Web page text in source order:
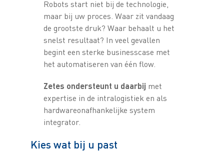
Robots start niet bij de technologie,
maar bij uw proces. Waar zit vandaag
de grootste druk? Waar behaalt u het
snelst resultaat? In veel gevallen
begint een sterke businesscase met
het automatiseren van één flow.
Zetes ondersteunt u daarbij met
expertise in de intralogistiek en als
hardwareonafhankelijke system
integrator.
Kies wat bij u past